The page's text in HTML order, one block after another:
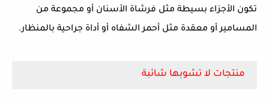
تكون الأجزاء بسيطة مثل فرشاة الأسنان أو مجموعة من
المسامير أو معقدة مثل أحمر الشفاه أو أداة جراحية بالمنظار.
منتجات لا تشوبها شائبة